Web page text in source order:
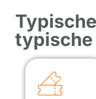
typische